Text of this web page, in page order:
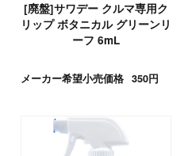
[廃盤]サワデー クルマ専用ク
リップ ボタニカル グリーンリ
ーフ 6mL
メーカー希望小売価格 350円